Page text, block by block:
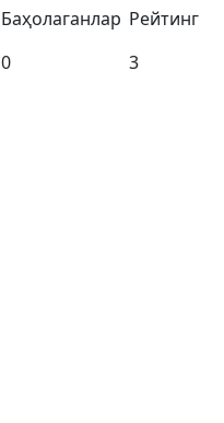
Баҳолаганлар
0
Рейтинг
3